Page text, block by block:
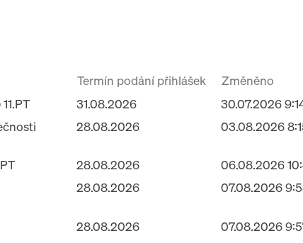
Termín podání přihlášek
Změněno
31.08.2026
30.07.2026
28.08.2026 03.08.2026
28.08.2026
06.08.2026
28.08.2026 07.08.2026
28.08.2026 07.08.2026